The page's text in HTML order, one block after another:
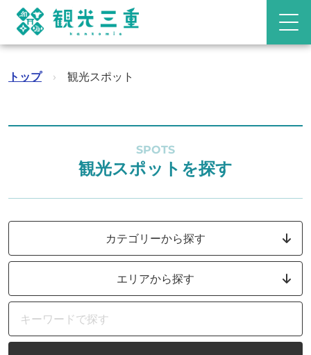
トップ › 観光スポット
SPOTS
観光スポットを探す
カテゴリーから探す
エリアから探す